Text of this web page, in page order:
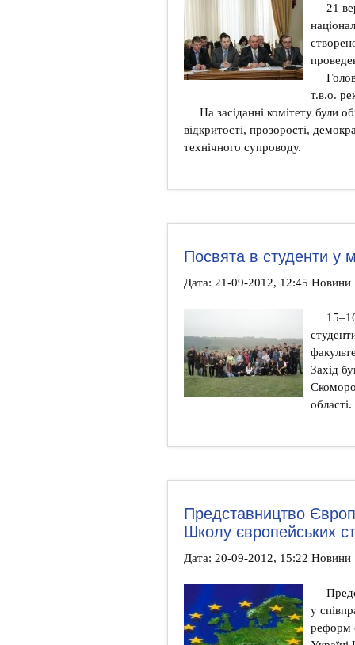
21
т.в.о.
На засіданні комітету були
відкритості, прозорості,
технічного супроводу.
Посвята в студенти у
Дата: 21-09-2012, 12:45 Новини
Захід
області.
Представництво
Школу європейських
Дата: 20-09-2012, 15:22 Новини
у
реформ